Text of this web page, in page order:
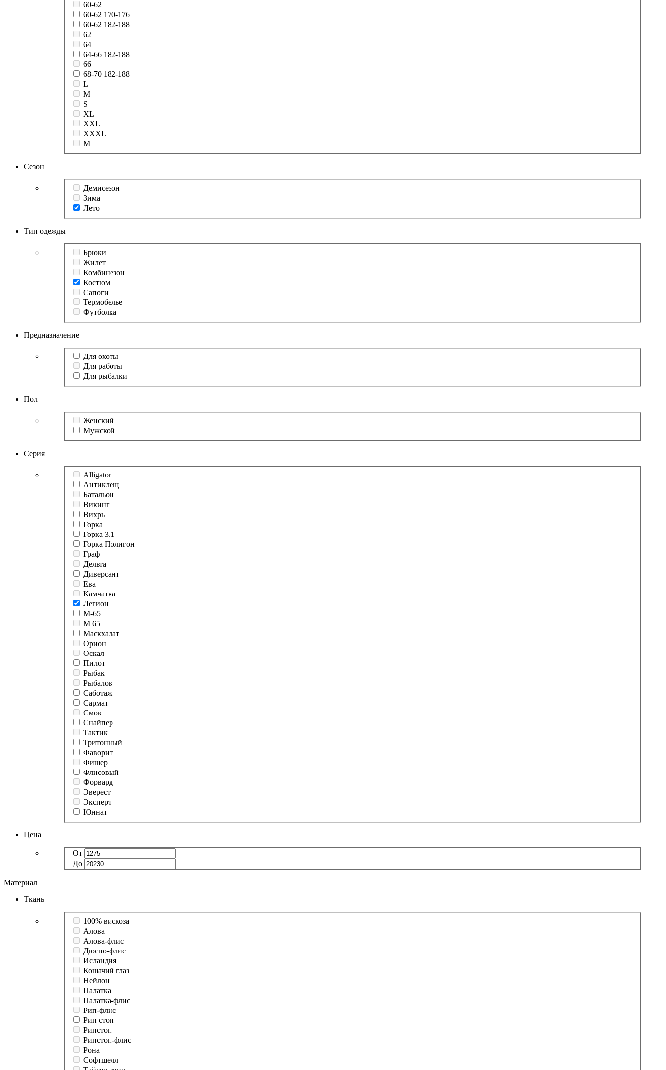
60-62
60-62 170-176
60-62 182-188
62
64
64-66 182-188
66
68-70 182-188
L
M
S
XL
XXL
XXXL
М
Сезон
Демисезон
Зима
Лето
Тип одежды
Брюки
Жилет
Комбинезон
Костюм
Сапоги
Термобелье
Футболка
Предназначение
Для охоты
Для работы
Для рыбалки
Пол
Женский
Мужской
Серия
Alligator
Антиклещ
Батальон
Викинг
Вихрь
Горка
Горка 3.1
Горка Полигон
Граф
Дельта
Диверсант
Ева
Камчатка
Легион
М-65
М 65
Маскхалат
Орион
Оскал
Пилот
Рыбак
Рыбалов
Саботаж
Сармат
Смок
Снайпер
Тактик
Тритонный
Фаворит
Фишер
Флисовый
Форвард
Эверест
Эксперт
Юннат
Цена
От
До
Материал
Ткань
100% вискоза
Алова
Алова-флис
Дюспо-флис
Исландия
Кошачий глаз
Нейлон
Палатка
Палатка-флис
Рип-флис
Рип стоп
Рипстоп
Рипстоп-флис
Рона
Софтшелл